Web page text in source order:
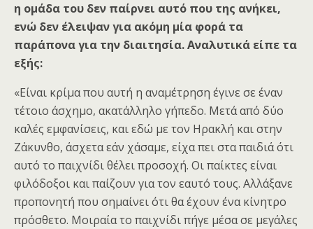
η ομάδα του δεν παίρνει αυτό που της ανήκει,
ενώ δεν έλειψαν για ακόμη μία φορά τα
παράπονα για την διαιτησία. Αναλυτικά είπε τα
εξής:
«Είναι κρίμα που αυτή η αναμέτρηση έγινε σε έναν
τέτοιο άσχημο, ακατάλληλο γήπεδο. Μετά από δύο
καλές εμφανίσεις, και εδώ με τον Ηρακλή και στην
Ζάκυνθο, άσχετα εάν χάσαμε, είχα πει στα παιδιά ότι
αυτό το παιχνίδι θέλει προσοχή. Οι παίκτες είναι
φιλόδοξοι και παίζουν για τον εαυτό τους. Αλλάξανε
προπονητή που σημαίνει ότι θα έχουν ένα κίνητρο
πρόσθετο. Μοιραία το παιχνίδι πήγε μέσα σε μεγάλες